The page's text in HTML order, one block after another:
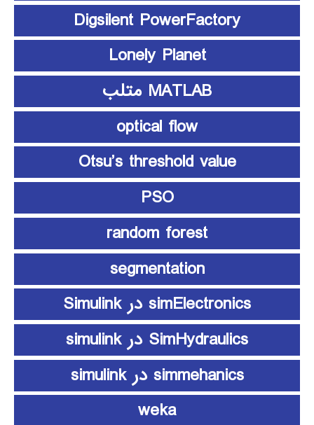
Digsilent PowerFactory
Lonely Planet
MATLAB متلب
optical flow
Otsu’s threshold value
PSO
random forest
segmentation
simElectronics در Simulink
SimHydraulics در simulink
simmehanics در simulink
weka